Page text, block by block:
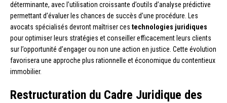
déterminante, avec l’utilisation croissante d’outils d’analyse prédictive
permettant d’évaluer les chances de succès d’une procédure. Les
avocats spécialisés devront maîtriser ces technologies juridiques
pour optimiser leurs stratégies et conseiller efficacement leurs clients
sur l’opportunité d’engager ou non une action en justice. Cette évolution
favorisera une approche plus rationnelle et économique du contentieux
immobilier.
Restructuration du Cadre Juridique des